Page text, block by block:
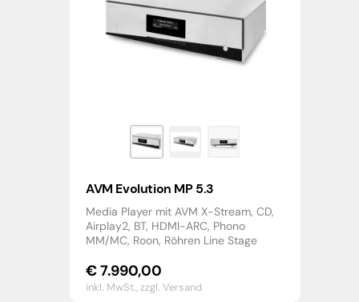
AVM Evolution MP 5.3
Media Player mit AVM X-Stream, CD,
Airplay2, BT, HDMI-ARC, Phono
MM/MC, Roon, Röhren Line Stage
€7.990,00
inkl. MwSt.,zzgl. Versand